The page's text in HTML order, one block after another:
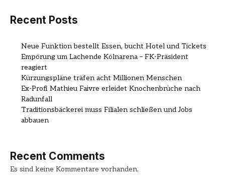
Recent Posts
Neue Funktion bestellt Essen, bucht Hotel und Tickets
Empörung um Lachende Kölnarena – FK-Präsident
reagiert
Kürzungspläne träfen acht Millionen Menschen
Ex-Profi Mathieu Faivre erleidet Knochenbrüche nach
Radunfall
Traditionsbäckerei muss Filialen schließen und Jobs
abbauen
Recent Comments
Es sind keine Kommentare vorhanden.